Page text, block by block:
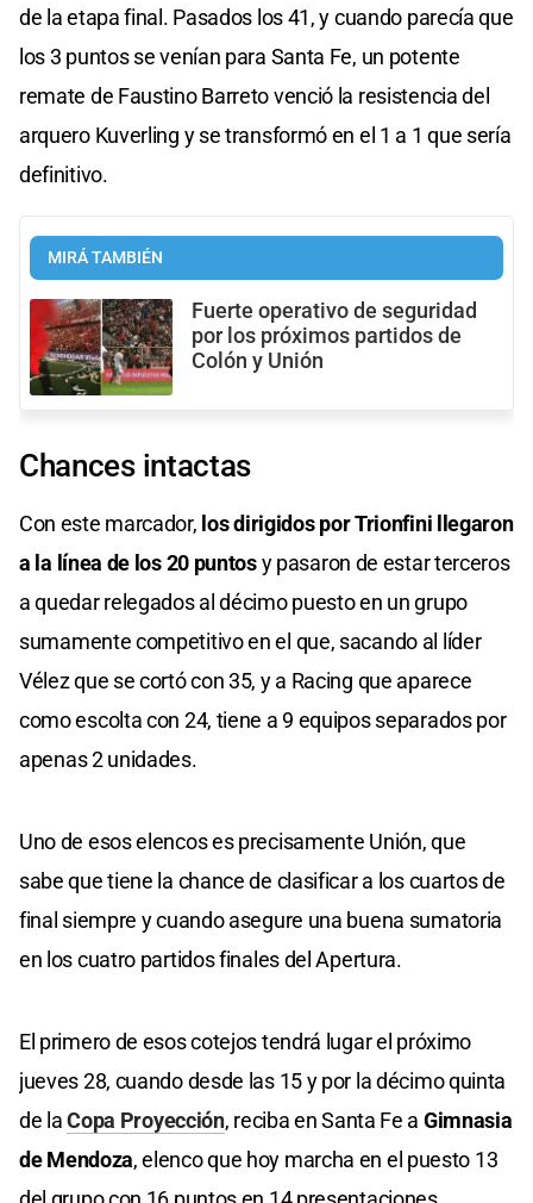
de la etapa final. Pasados los 41, y cuando parecía que
los 3 puntos se venían para Santa Fe, un potente
remate de Faustino Barreto venció la resistencia del
arquero Kuverling y se transformó en el 1 a 1 que sería
definitivo.
MIRÁ TAMBIÉN
Fuerte operativo de seguridad
por los próximos partidos de
Colón y Unión
Chances intactas
Con este marcador, los dirigidos por Trionfini llegaron
a la línea de los 20 puntosy pasaron de estar terceros
a quedar relegados al décimo puesto en un grupo
sumamente competitivo en el que, sacando al líder
Vélez que se cortó con 35, y a Racing que aparece
como escolta con 24, tiene a 9 equipos separados por
apenas 2 unidades.
Uno de esos elencos es precisamente Unión, que
sabe que tiene la chance de clasificar a los cuartos de
final siempre y cuando asegure una buena sumatoria
en los cuatro partidos finales del Apertura.
El primero de esos cotejos tendrá lugar el próximo
jueves 28, cuando desde las 15 y por la décimo quinta
de laCopa Proyección, reciba en Santa Fe a Gimnasia
de Mendoza, elenco que hoy marcha en el puesto 13